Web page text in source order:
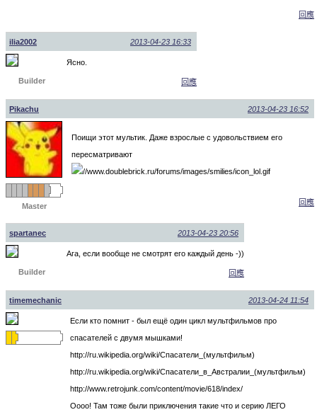
回應
ilia2002 2013-04-23 16:33
Builder
Ясно.
回應
Pikachu 2013-04-23 16:52
Master
Поищи этот мультик. Даже взрослые с удовольствием его
пересматривают
回應
spartanec 2013-04-23 20:56
Builder
Ага, если вообще не смотрят его каждый день -))
回應
timemechanic 2013-04-24 11:54
Если кто помнит - был ещё один цикл мультфильмов про
спасателей с двумя мышками!
http://ru.wikipedia.org/wiki/Спасатели_(мультфильм)
http://ru.wikipedia.org/wiki/Спасатели_в_Австралии_(мультфильм)
http://www.retrojunk.com/content/movie/618/index/
Оооо! Там тоже были приключения такие что и серию ЛЕГО